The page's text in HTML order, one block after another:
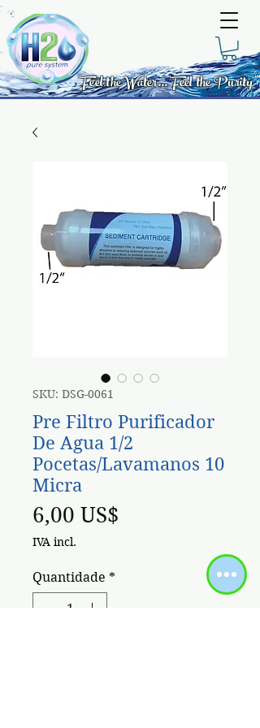
Feel the Water... Feel the Purity
SKU: DSG-0061
Pre Filtro Purificador
De Agua 1/2
Pocetas/Lavamanos 10
Micra
6,00 US$
IVA incl.
Quantidade *